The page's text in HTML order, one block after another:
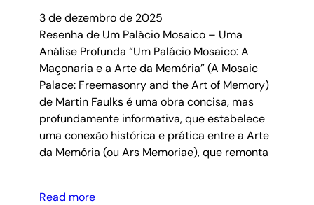
3 de dezembro de 2025
Resenha de Um Palácio Mosaico – Uma
Análise Profunda “Um Palácio Mosaico: A
Maçonaria e a Arte da Memória” (A Mosaic
Palace: Freemasonry and the Art of Memory)
de Martin Faulks é uma obra concisa, mas
profundamente informativa, que estabelece
uma conexão histórica e prática entre a Arte
da Memória (ou Ars Memoriae), que remonta
Read more